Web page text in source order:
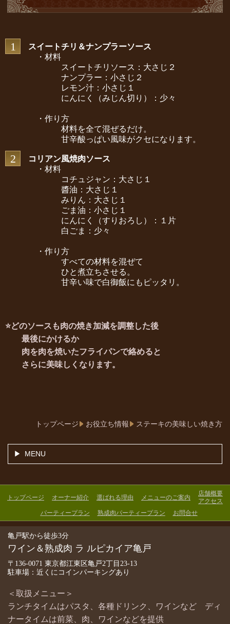
1
スイートチリ＆ナンプラーソース
・材料
スイートチリソース：大さじ２
ナンプラー：小さじ２
レモン汁：小さじ１
にんにく（みじん切り）：少々
・作り方
材料を全て混ぜるだけ。
甘辛酸っぱい風味がクセになります。
2
コリアン風焼肉ソース
・材料
コチュジャン：大さじ１
醬油：大さじ１
みりん：大さじ１
ごま油：小さじ１
にんにく（すりおろし）：１片
白ごま：少々
・作り方
すべての材料を混ぜて
ひと煮立ちさせる。
甘辛い味で白御飯にもピッタリ。
⭐どのソースも肉の焼き加減を調整した後
最後にかけるか
肉を肉を焼いたフライパンで絡めると
さらに美味しくなります。
トップページ お役立ち情報 ステーキの美味しい焼き方
MENU
トップページ オーナー紹介 選ばれる理由 メニューのご案内
店舗概要
アクセス
パーティープラン
熟成肉パーティープラン お問合せ
亀戸駅から徒歩3分
ワイン＆熟成肉 ラ ルピカイア亀戸
〒136-0071 東京都江東区亀戸2丁目23-13
駐車場：近くにコインパーキングあり
＜取扱メニュー＞
ランチタイムはパスタ、各種ドリンク、ワインなど ディ
ナータイムは前菜、肉、ワインなどを提供